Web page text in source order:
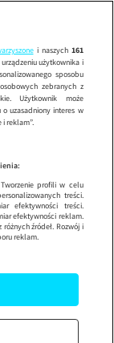
i naszych 161
użytkownika i
sposobu
zebranych z
Użytkownik może
uzasadniony interes w
reklam”.
profili w celu
treści.
efektywności treści.
efektywności reklam.
źródeł. Rozwój i
reklam.